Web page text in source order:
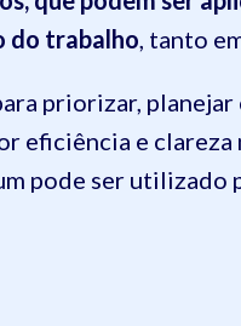
do trabalho , tanto
priorizar,
eficiência e clareza
pode ser utilizado